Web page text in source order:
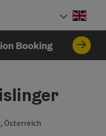
Booking
Österreich